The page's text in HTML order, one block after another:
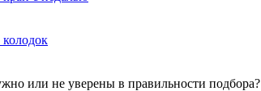
колодок
или не уверены в правильности подбора?